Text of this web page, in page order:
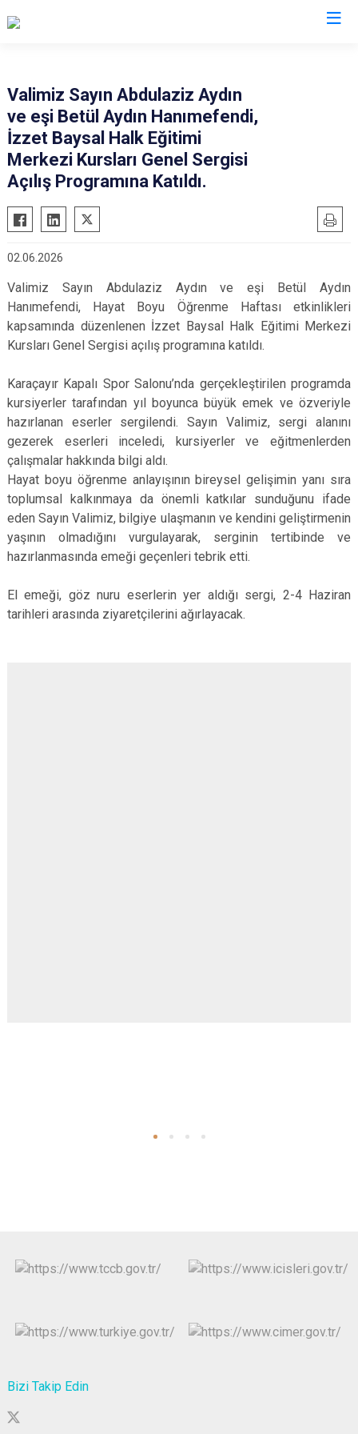
Valimiz Sayın Abdulaziz Aydın
ve eşi Betül Aydın Hanımefendi,
İzzet Baysal Halk Eğitimi
Merkezi Kursları Genel Sergisi
Açılış Programına Katıldı.
02.06.2026
Valimiz Sayın Abdulaziz Aydın ve eşi Betül Aydın
Hanımefendi, Hayat Boyu Öğrenme Haftası etkinlikleri
kapsamında düzenlenen İzzet Baysal Halk Eğitimi Merkezi
Kursları Genel Sergisi açılış programına katıldı.
Karaçayır Kapalı Spor Salonu’nda gerçekleştirilen programda
kursiyerler tarafından yıl boyunca büyük emek ve özveriyle
hazırlanan eserler sergilendi. Sayın Valimiz, sergi alanını
gezerek eserleri inceledi, kursiyerler ve eğitmenlerden
çalışmalar hakkında bilgi aldı.
Hayat boyu öğrenme anlayışının bireysel gelişimin yanı sıra
toplumsal kalkınmaya da önemli katkılar sunduğunu ifade
eden Sayın Valimiz, bilgiye ulaşmanın ve kendini geliştirmenin
yaşının olmadığını vurgulayarak, serginin tertibinde ve
hazırlanmasında emeği geçenleri tebrik etti.
El emeği, göz nuru eserlerin yer aldığı sergi, 2-4 Haziran
tarihleri arasında ziyaretçilerini ağırlayacak.
Bizi Takip Edin